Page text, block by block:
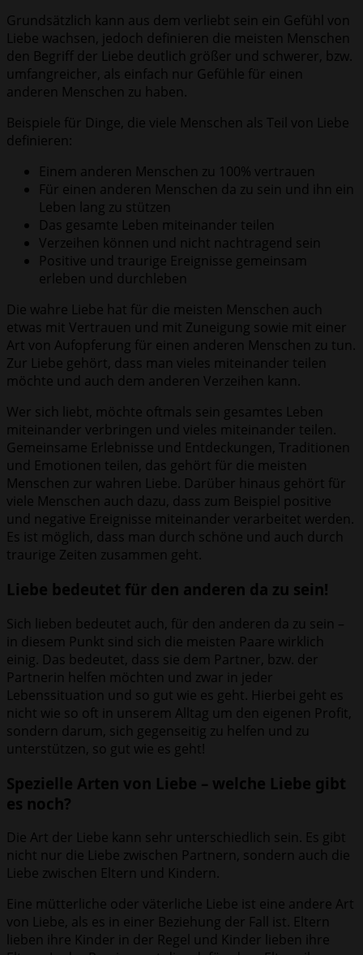
Grundsätzlich kann aus dem verliebt sein ein Gefühl von
Liebe wachsen, jedoch definieren die meisten Menschen
den Begriff der Liebe deutlich größer und schwerer, bzw.
umfangreicher, als einfach nur Gefühle für einen
anderen Menschen zu haben.
Beispiele für Dinge, die viele Menschen als Teil von Liebe
definieren:
Einem anderen Menschen zu 100% vertrauen
Für einen anderen Menschen da zu sein und ihn ein
Leben lang zu stützen
Das gesamte Leben miteinander teilen
Verzeihen können und nicht nachtragend sein
Positive und traurige Ereignisse gemeinsam
erleben und durchleben
Die wahre Liebe hat für die meisten Menschen auch
etwas mit Vertrauen und mit Zuneigung sowie mit einer
Art von Aufopferung für einen anderen Menschen zu tun.
Zur Liebe gehört, dass man vieles miteinander teilen
möchte und auch dem anderen Verzeihen kann.
Wer sich liebt, möchte oftmals sein gesamtes Leben
miteinander verbringen und vieles miteinander teilen.
Gemeinsame Erlebnisse und Entdeckungen, Traditionen
und Emotionen teilen, das gehört für die meisten
Menschen zur wahren Liebe. Darüber hinaus gehört für
viele Menschen auch dazu, dass zum Beispiel positive
und negative Ereignisse miteinander verarbeitet werden.
Es ist möglich, dass man durch schöne und auch durch
traurige Zeiten zusammen geht.
Liebe bedeutet für den anderen da zu sein!
Sich lieben bedeutet auch, für den anderen da zu sein –
in diesem Punkt sind sich die meisten Paare wirklich
einig. Das bedeutet, dass sie dem Partner, bzw. der
Partnerin helfen möchten und zwar in jeder
Lebenssituation und so gut wie es geht. Hierbei geht es
nicht wie so oft in unserem Alltag um den eigenen Profit,
sondern darum, sich gegenseitig zu helfen und zu
unterstützen, so gut wie es geht!
Spezielle Arten von Liebe – welche Liebe gibt
es noch?
Die Art der Liebe kann sehr unterschiedlich sein. Es gibt
nicht nur die Liebe zwischen Partnern, sondern auch die
Liebe zwischen Eltern und Kindern.
Eine mütterliche oder väterliche Liebe ist eine andere Art
von Liebe, als es in einer Beziehung der Fall ist. Eltern
lieben ihre Kinder in der Regel und Kinder lieben ihre